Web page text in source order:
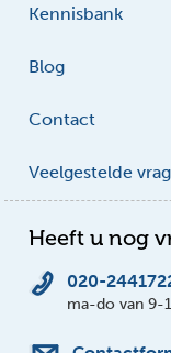
Kennisbank
Blog
Contact
Veelgestelde
Heeft u nog
020-
ma-do van 9-